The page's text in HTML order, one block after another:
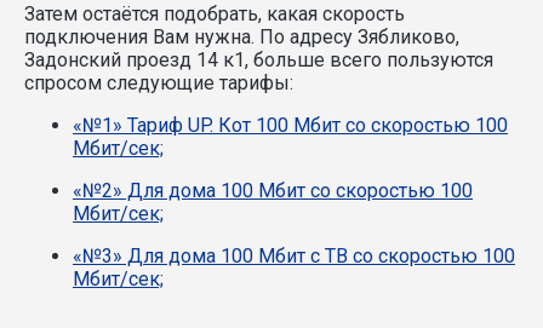
Затем остаётся подобрать, какая скорость
подключения Вам нужна. По адресу Зябликово,
Задонский проезд 14 к1, больше всего пользуются
спросом следующие тарифы:
«№1» Тариф UP. Кот 100 Мбит со скоростью 100
Мбит/сек;
«№2» Для дома 100 Мбит со скоростью 100
Мбит/сек;
«№3» Для дома 100 Мбит с ТВ со скоростью 100
Мбит/сек;